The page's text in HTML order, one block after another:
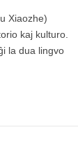
Xiaozhe)
kaj kulturo.
la dua lingvo